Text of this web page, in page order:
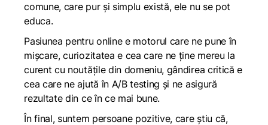
comune, care pur și simplu există, ele nu se pot
educa.
Pasiunea pentru online e motorul care ne pune în
mișcare, curiozitatea e cea care ne ține mereu la
curent cu noutățile din domeniu, gândirea critică e
cea care ne ajută în A/B testing și ne asigură
rezultate din ce în ce mai bune.
În final, suntem persoane pozitive, care știu că,